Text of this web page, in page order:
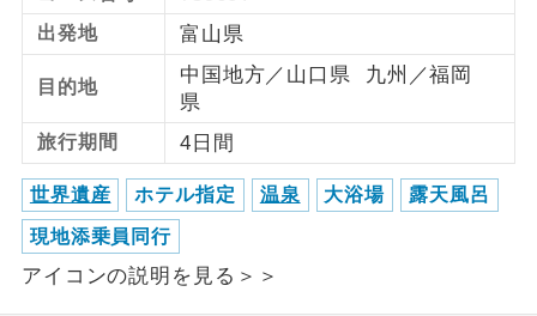
出発地 富山県
目的地
中国地方／山口県 九州／福岡
県
旅行期間 4日間
世界遺産 ホテル指定 温泉 大浴場 露天風呂
現地添乗員同行
アイコンの説明を見る＞＞
年齢制限あり
ご参加にあたり年齢に制限があるコース
です。
画にとても便利です。
ホテル指定
ご紹介するホテルを指定したコースで
す。
おひとり様バ
ス2席利用
す。